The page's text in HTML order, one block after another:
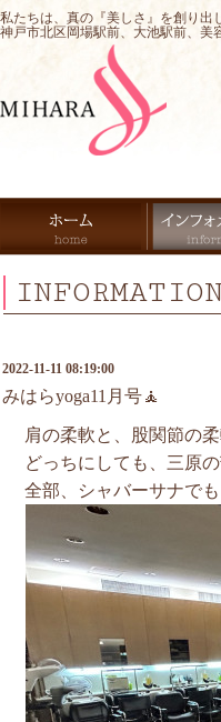
私たちは、真の『美しさ』を創り出
神戸市北区岡場駅前、大池駅前、美
INFORMATION
2022-11-11 08:19:00
みはらyoga11月号🧘
肩の柔軟と、股関節の
どっちにしても、三原
全部、シャバーサナで